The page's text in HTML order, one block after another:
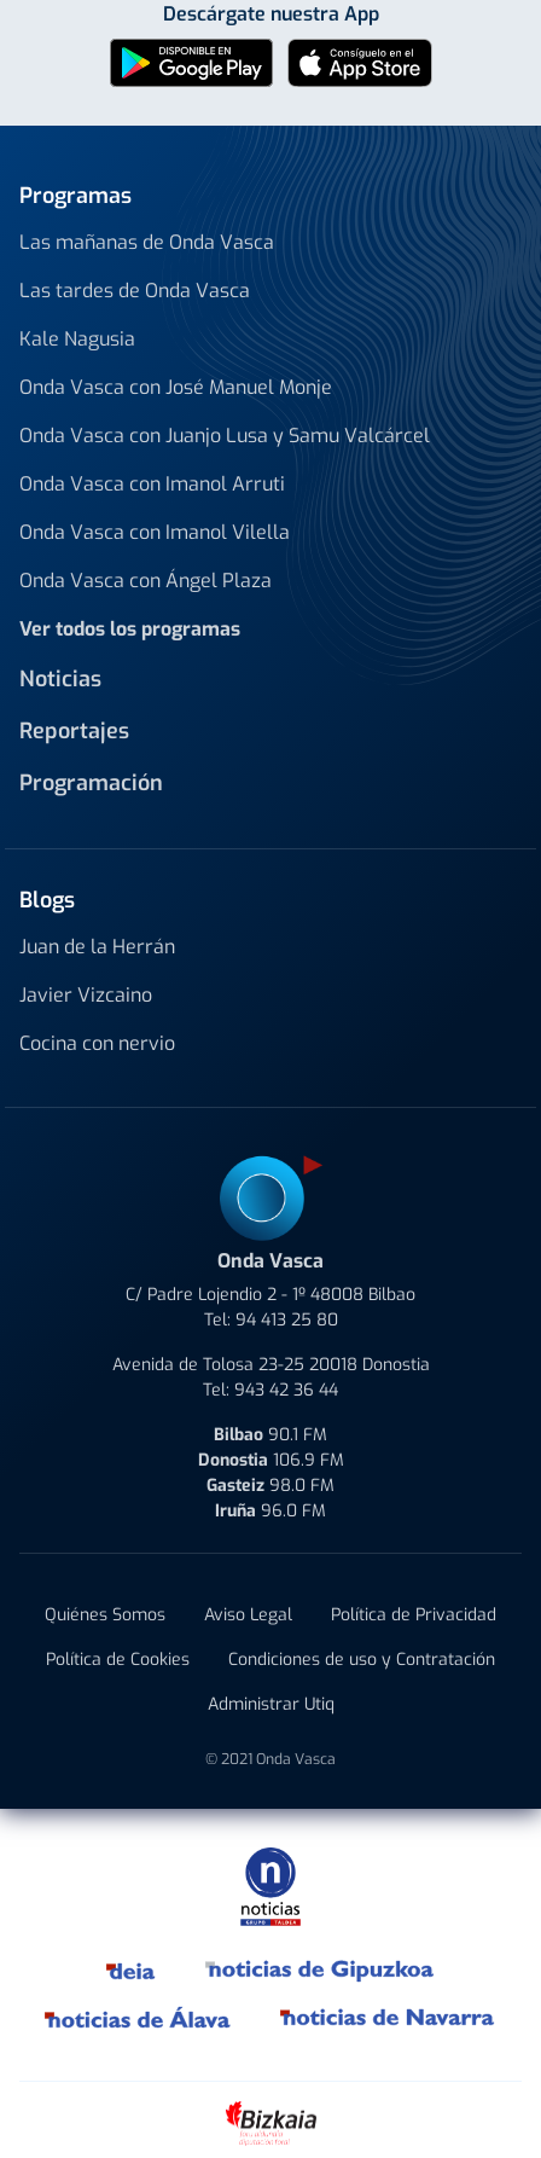
Descárgate nuestra App
Programas
Las mañanas de Onda Vasca
Las tardes de Onda Vasca
Kale Nagusia
Onda Vasca con José Manuel Monje
Onda Vasca con Juanjo Lusa y Samu Valcárcel
Onda Vasca con Imanol Arruti
Onda Vasca con Imanol Vilella
Onda Vasca con Ángel Plaza
Ver todos los programas
Noticias
Reportajes
Programación
Blogs
Juan de la Herrán
Javier Vizcaino
Cocina con nervio
Onda Vasca
C/ Padre Lojendio 2 - 1º 48008 Bilbao
Tel: 94 413 25 80
Avenida de Tolosa 23-25 20018 Donostia
Tel: 943 42 36 44
Bilbao 90.1 FM
Donostia 106.9 FM
Gasteiz 98.0 FM
Iruña 96.0 FM
Quiénes Somos Aviso Legal
Política de Privacidad
Política de Cookies
Condiciones de uso y Contratación
Administrar Utiq
© 2021 Onda Vasca